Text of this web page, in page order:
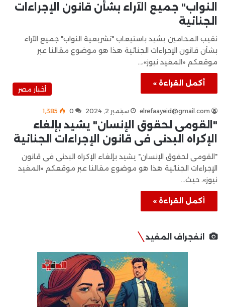
النواب" جميع الآراء بشأن قانون الإجراءات
الجنائية
نقيب المحامين يشيد باستيعاب "تشريعية النواب" جميع الآراء
بشأن قانون الإجراءات الجنائية هذا هو موضوع مقالنا عبر
موقعكم «المفيد نيوز»،…
أكمل القراءة »
أخبار مصر
elrefaayeid@gmail.com سبتمبر 2, 2024 0 1٬385
"القومى لحقوق الإنسان" يشيد بإلغاء
الإكراه البدنى فى قانون الإجراءات الجنائية
"القومى لحقوق الإنسان" يشيد بإلغاء الإكراه البدنى فى قانون
الإجراءات الجنائية هذا هو موضوع مقالنا عبر موقعكم «المفيد
نيوز»، حيث…
أكمل القراءة »
انفجراف المفيد